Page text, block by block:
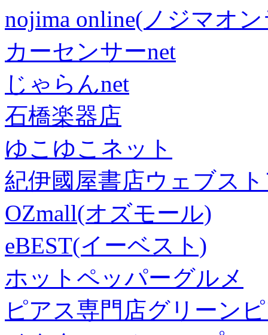
nojima online(ノジマオ
カーセンサーnet
じゃらんnet
石橋楽器店
ゆこゆこネット
紀伊國屋書店ウェブス
OZmall(オズモール)
eBEST(イーベスト)
ホットペッパーグルメ
ピアス専門店グリーン